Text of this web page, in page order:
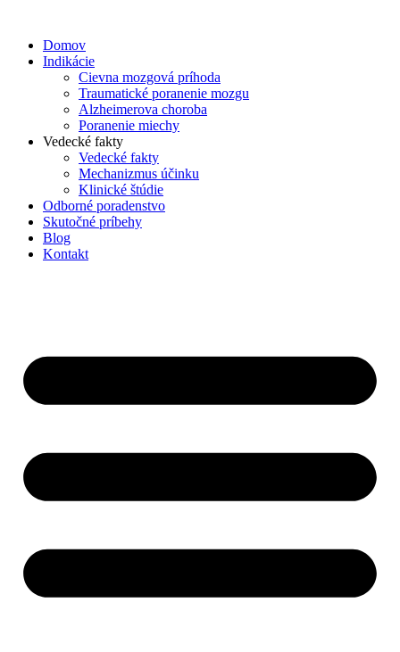
obsah
Domov
Indikácie
Cievna mozgová príhoda
Traumatické poranenie mozgu
Alzheimerova choroba
Poranenie miechy
Vedecké fakty
Vedecké fakty
Mechanizmus účinku
Klinické štúdie
Odborné poradenstvo
Skutočné príbehy
Blog
Kontakt